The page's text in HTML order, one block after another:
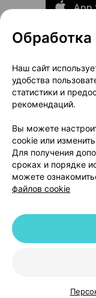
О
Размещение
Способы
© 2026 ООО «Артокс
Наш сайт
удобства
статистики и
рекомендаций.
Вы можете
cookie или
Для получения
сроках и порядке
можете
файлов cookie